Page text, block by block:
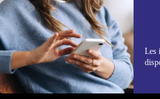
Les
Ne manquez
REFURBED FRANCE